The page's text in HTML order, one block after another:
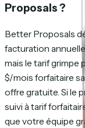
Proposals ?
Better Proposals
facturation
mais le tarif grimpe
$/mois forfaitaire
offre gratuite. Si le
suivi à tarif
que votre équipe